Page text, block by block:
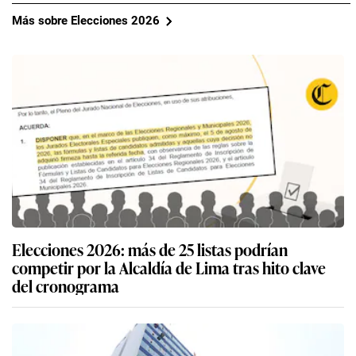
Más sobre Elecciones 2026
Elecciones 2026: más de 25 listas podrían
competir por la Alcaldía de Lima tras hito clave
del cronograma